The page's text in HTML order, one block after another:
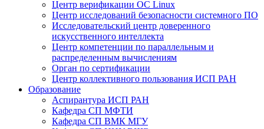
Центр верификации ОС Linux
Центр исследований безопасности системного ПО
Исследовательский центр доверенного
искусственного интеллекта
Центр компетенции по параллельным и
распределенным вычислениям
Орган по сертификации
Центр коллективного пользования ИСП РАН
Образование
Аспирантура ИСП РАН
Кафедра СП МФТИ
Кафедра СП ВМК МГУ